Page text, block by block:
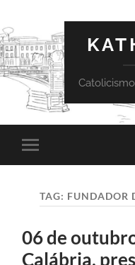
Toggle
mobile
TAG: FUNDADOR
06 de
Calábria,